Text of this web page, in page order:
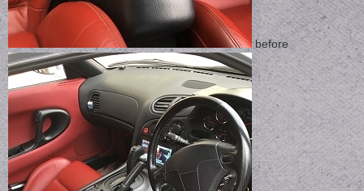
before